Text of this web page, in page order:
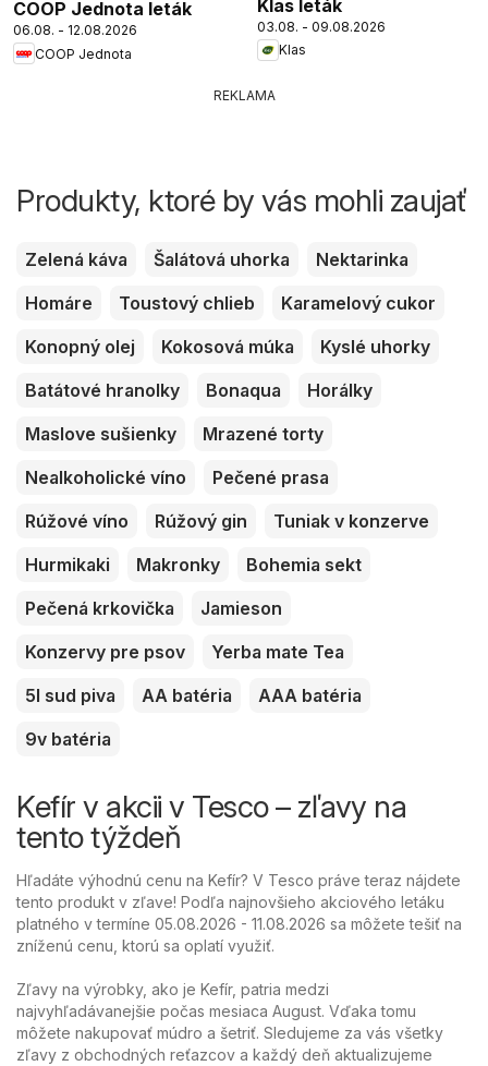
COOP Jednota leták
06.08. - 12.08.2026
COOP Jednota
Klas leták
03.08. - 09.08.2026
Klas
REKLAMA
Produkty, ktoré by vás mohli zaujať
Zelená káva Šalátová uhorka
Nektarinka
Homáre
Toustový chlieb
Karamelový cukor
Konopný olej
Kokosová múka
Kyslé uhorky
Batátové hranolky
Bonaqua
Horálky
Maslove sušienky
Mrazené torty
Nealkoholické víno
Pečené prasa
Rúžové víno
Rúžový gin
Tuniak v konzerve
Hurmikaki
Makronky
Bohemia sekt
Pečená krkovička
Jamieson
Konzervy pre psov
Yerba mate Tea
5l sud piva
AA batéria
AAA batéria
9v batéria
Kefír v akcii v Tesco – zľavy na
tento týždeň
Hľadáte výhodnú cenu na Kefír? V Tesco práve teraz nájdete
tento produkt v zľave! Podľa najnovšieho akciového letáku
platného v termíne 05.08.2026 - 11.08.2026 sa môžete tešiť na
zníženú cenu, ktorú sa oplatí využiť.
Zľavy na výrobky, ako je Kefír, patria medzi
najvyhľadávanejšie počas mesiaca August. Vďaka tomu
môžete nakupovať múdro a šetriť. Sledujeme za vás všetky
zľavy z obchodných reťazcov a každý deň aktualizujeme